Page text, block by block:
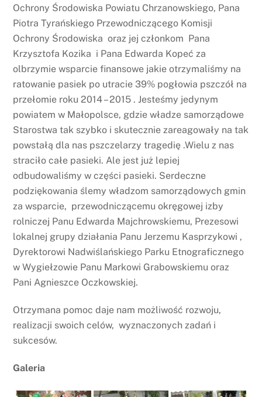
Ochrony Środowiska Powiatu Chrzanowskiego, Pana
Piotra Tyrańskiego Przewodniczącego Komisji
Ochrony Środowiska oraz jej członkom Pana
Krzysztofa Kozika i Pana Edwarda Kopeć za
olbrzymie wsparcie finansowe jakie otrzymaliśmy na
ratowanie pasiek po utracie 39% pogłowia pszczół na
przełomie roku 2014 – 2015 . Jesteśmy jedynym
powiatem w Małopolsce, gdzie władze samorządowe
Starostwa tak szybko i skutecznie zareagowały na tak
powstałą dla nas pszczelarzy tragedię .Wielu z nas
straciło całe pasieki. Ale jest już lepiej
odbudowaliśmy w części pasieki. Serdeczne
podziękowania ślemy władzom samorządowych gmin
za wsparcie, przewodniczącemu okręgowej izby
rolniczej Panu Edwarda Majchrowskiemu, Prezesowi
lokalnej grupy działania Panu Jerzemu Kasprzykowi ,
Dyrektorowi Nadwiślańskiego Parku Etnograficznego
w Wygiełzowie Panu Markowi Grabowskiemu oraz
Pani Agnieszce Oczkowskiej.
Otrzymana pomoc daje nam możliwość rozwoju,
realizacji swoich celów, wyznaczonych zadań i
sukcesów.
Galeria